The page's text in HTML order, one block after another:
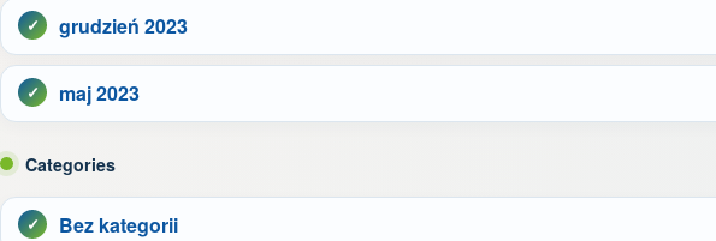
grudzień 2023
maj 2023
Categories
Bez kategorii